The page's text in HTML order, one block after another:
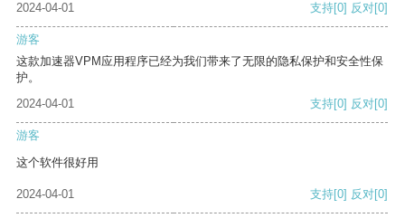
2024-04-01 支持[0] 反对[0]
游客
这款加速器VPM应用程序已经为我们带来了无限的隐私保护和安全性保
护。
2024-04-01
支持[0] 反对[0]
游客
这个软件很好用
2024-04-01 支持[0] 反对[0]